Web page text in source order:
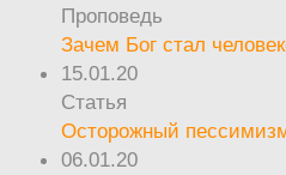
Проповедь
Зачем Бог стал
15.01.20
Статья
Осторожный
06.01.20